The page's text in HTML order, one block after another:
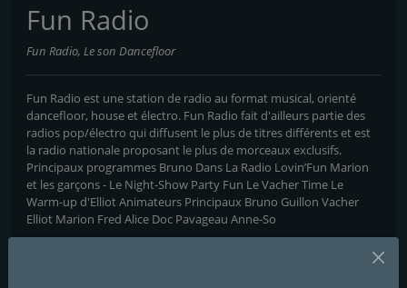
Fun Radio
Fun Radio, Le son Dancefloor
Fun Radio est une station de radio au format musical, orienté
dancefloor, house et électro. Fun Radio fait d'ailleurs partie des
radios pop/électro qui diffusent le plus de titres différents et est
la radio nationale proposant le plus de morceaux exclusifs.
Principaux programmes Bruno Dans La Radio Lovin’Fun Marion
et les garçons - Le Night-Show Party Fun Le Vacher Time Le
Warm-up d'Elliot Animateurs Principaux Bruno Guillon Vacher
Elliot Marion Fred Alice Doc Pavageau Anne-So